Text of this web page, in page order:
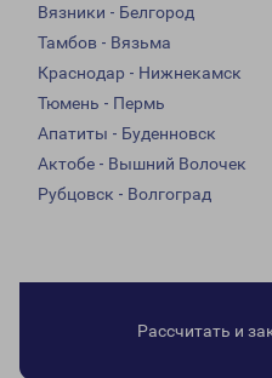
Вязники - Белгород
Тамбов - Вязьма
Краснодар - Нижнекамск
Тюмень - Пермь
Апатиты - Буденновск
Актобе - Вышний Волочек
Рубцовск - Волгоград
Рассчитать и